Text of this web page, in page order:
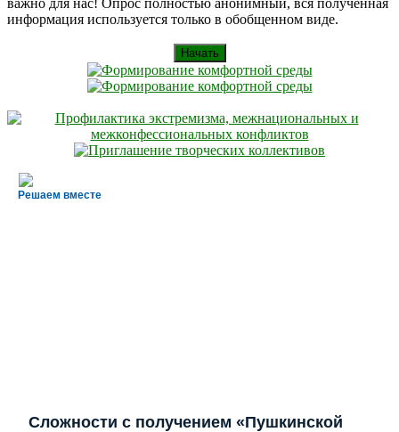
информация используется только в обобщенном виде.
Начать
Решаем вместе
Сложности с получением «Пушкинской